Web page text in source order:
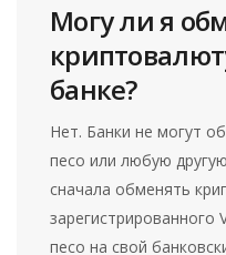
Могу ли я
банке?
Нет. Банки не могут
песо или любую
сначала обменять
зарегистрированного
песо на свой